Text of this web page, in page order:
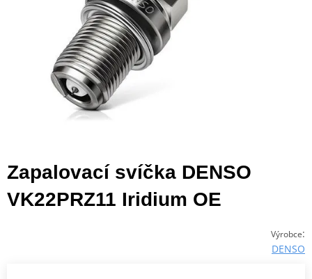
Zapalovací svíčka DENSO
VK22PRZ11 Iridium OE
Výrobce:
DENSO